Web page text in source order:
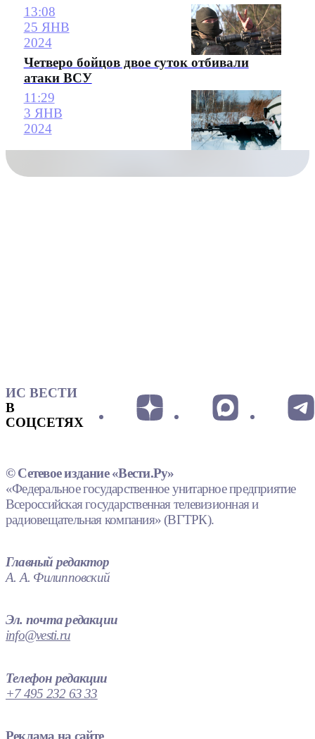
13:08
25 ЯНВ
2024
Четверо бойцов двое суток отбивали
атаки ВСУ
11:29
3 ЯНВ
2024
ИС ВЕСТИ
В
СОЦСЕТЯХ
© Сетевое издание «Вести.Ру»
«Федеральное государственное унитарное предприятие
Всероссийская государственная телевизионная и
радиовещательная компания» (ВГТРК).
Главный редактор
А. А. Филипповский
Эл. почта редакции
info@vesti.ru
Телефон редакции
+7 495 232 63 33
Реклама на сайте